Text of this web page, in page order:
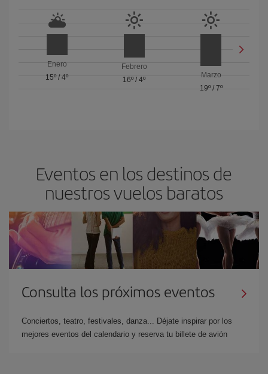
Enero
15º/4º
Febrero
16º / 4º
Marzo
19º/ 7º
Eventos en los destinos de
nuestros vuelos baratos
Consulta los próximos eventos
Conciertos, teatro, festivales, danza... Déjate inspirar por los
mejores eventos del calendario y reserva tu billete de avión